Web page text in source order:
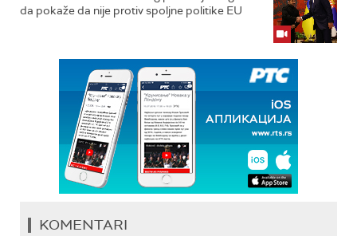
da pokaže da nije protiv spoljne politike EU
KOMENTARI